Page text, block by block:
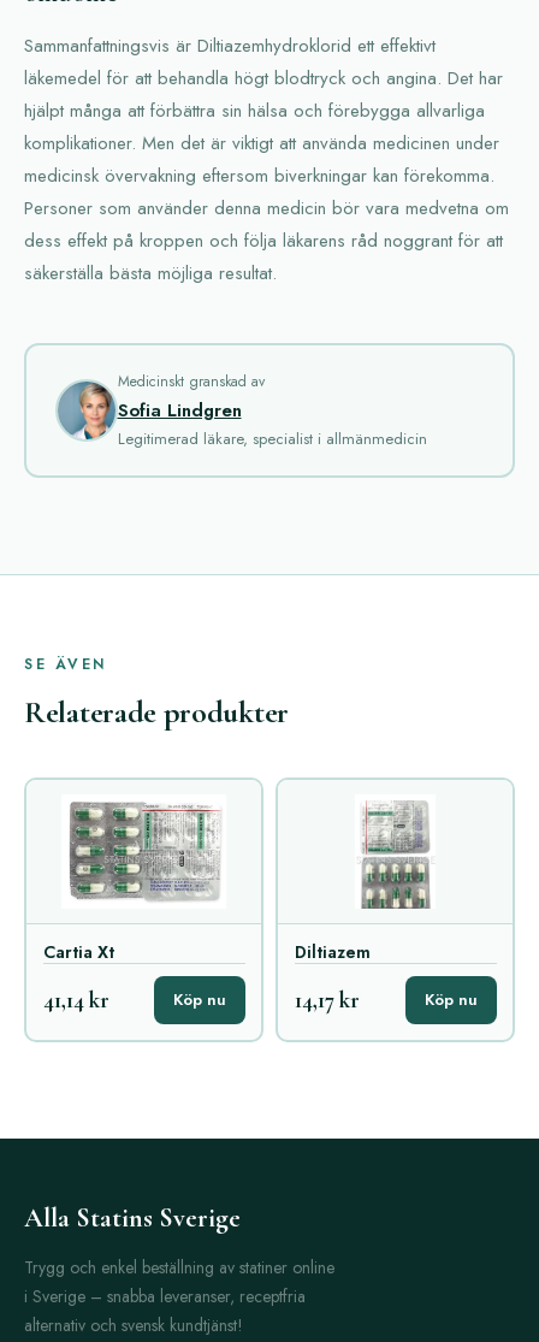
Sammanfattningsvis är Diltiazemhydroklorid ett effektivt
läkemedel för att behandla högt blodtryck och angina. Det har
hjälpt många att förbättra sin hälsa och förebygga allvarliga
komplikationer. Men det är viktigt att använda medicinen under
medicinsk övervakning eftersom biverkningar kan förekomma.
Personer som använder denna medicin bör vara medvetna om
dess effekt på kroppen och följa läkarens råd noggrant för att
säkerställa bästa möjliga resultat.
Medicinskt granskad av
Sofia Lindgren
Legitimerad läkare, specialist i allmänmedicin
SE ÄVEN
Relaterade produkter
Cartia Xt
41,14 kr Köp nu
Diltiazem
14,17 kr Köp nu
Alla Statins Sverige
Trygg och enkel beställning av statiner online
i Sverige – snabba leveranser, receptfria
alternativ och svensk kundtjänst!